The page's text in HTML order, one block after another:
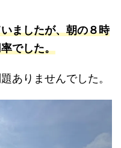
ましたが、朝の８時
でした。
ありませんでした。